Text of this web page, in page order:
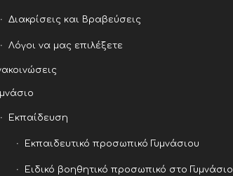
Διακρίσεις και Βραβεύσεις
Λόγοι να μας επιλέξετε
Εκπαίδευση
Εκπαιδευτικό προσωπικό Γυμνάσιου
Ειδικό βοηθητικό προσωπικό στο Γυμνάσιο